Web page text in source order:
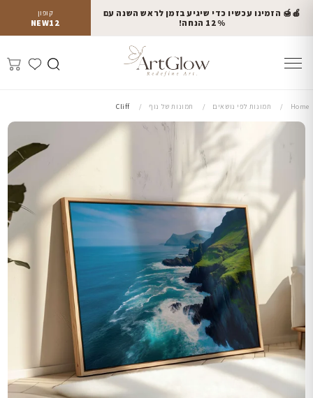
קופון
NEW12
🍎🍯 הזמינו עכשיו כדי שיגיע בזמן לראש השנה עם
12% הנחה!
Home תמונות לפי נושאים תמונות של נוף Cliff